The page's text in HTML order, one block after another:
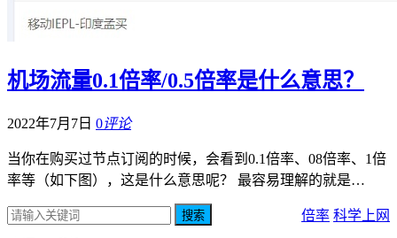
机场流量0.1倍率/0.5倍率是什么意思？
2022年7月7日 0评论
当你在购买过节点订阅的时候，会看到0.1倍率、08倍率、1倍
率等（如下图），这是什么意思呢？ 最容易理解的就是…
倍率 科学上网
搜索